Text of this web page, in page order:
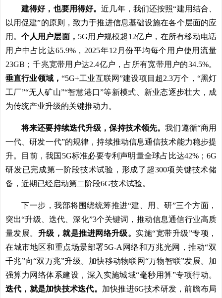
建得好，也要用得好。近几年，我们还按照“建用结合、
以用促建”的原则，致力于推进信息基础设施在各个层面的应
用。个人用户层面， 5G用户规模超12亿户，在所有移动电话
用户中占比达65.9%，2025年12月份平均每个用户使用流量
23GB；千兆宽带用户达2.4亿户，占所有宽带用户的34.5%。
垂直行业领域，“5G+工业互联网”建设项目超2.3万个，“黑灯
工厂”“无人矿山”“智慧港口”等新模式、新业态逐步壮大，成
为传统产业升级的关键推动力。
将来还要持续迭代升级，保持技术领先。我们遵循“商用
一代、研发一代”的规律，持续推动信息通信技术能力稳步提
升。目前，我国5G标准必要专利声明量全球占比达42%；6G
研发已完成第一阶段技术试验，形成了超300项关键技术储
备，近期已经启动第二阶段6G技术试验。
下一步，我部将围绕统筹推进“建、用、研”三个方面，
突出“升级、迭代、深化”3个关键词，推动信息通信行业高质
量发展。 升级，就是推进网络升级。 实施“宽带升级”专项，
在城市地区和重点场景部署5G-A网络和万兆光网，推动“双
千兆”向“双万兆”升级。加快移动物联网“万物智联”发展。加
强算力网络体系建设，深入实施城域“毫秒用算”专项行动。
迭代，就是加快技术迭代。 加快推进6G技术研发，前瞻布局